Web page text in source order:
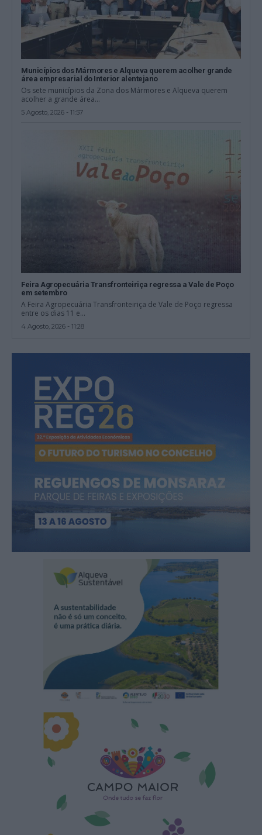
Municípios dos Mármores e Alqueva querem acolher grande
área empresarial do Interior alentejano
Os sete municípios da Zona dos Mármores e Alqueva querem
acolher a grande área...
5 Agosto, 2026 - 11:57
Feira Agropecuária Transfronteiriça regressa a Vale de Poço
em setembro
A Feira Agropecuária Transfronteiriça de Vale de Poço regressa
entre os dias 11 e...
4 Agosto, 2026 - 11:28